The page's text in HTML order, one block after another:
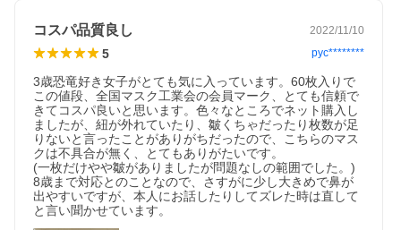
コスパ品質良し 2022/11/10
5 pyc********
3歳恐竜好き女子がとても気に入っています。60枚入りで
この値段、全国マスク工業会の会員マーク、とても信頼で
きてコスパ良いと思います。色々なところでネット購入し
ましたが、紐が外れていたり、皺くちゃだったり枚数が足
りないと言ったことがありがちだったので、こちらのマス
クは不具合が無く、とてもありがたいです。
(一枚だけやや皺がありましたが問題なしの範囲でした。)
8歳まで対応とのことなので、さすがに少し大きめで鼻が
出やすいですが、本人にお話したりしてズレた時は直して
と言い聞かせています。